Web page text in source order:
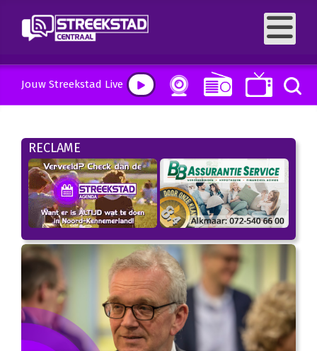
Jouw Streekstad Live
RECLAME